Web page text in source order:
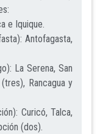
e Iquique.
Antofagasta,
La Serena, San
Rancagua y
Curicó, Talca,
(dos).